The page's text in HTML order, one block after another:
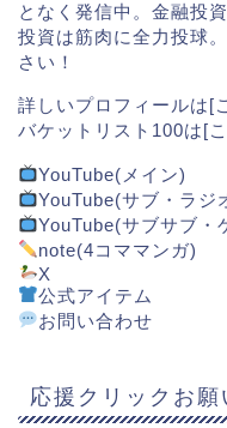
となく発信中。金融投
投資は筋肉に全力投球
さい！
詳しいプロフィールは[
バケットリスト100は[
YouTube(メイン)
YouTube(サブ・ラジ
YouTube(サブサブ・
note(4コママンガ)
X
公式アイテム
お問い合わせ
応援クリックお願